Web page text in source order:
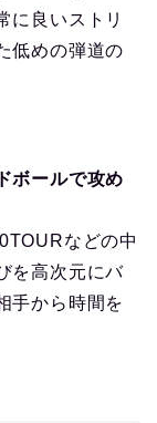
に良いストリ
低めの弾道の
ボールで攻め
などの中
を高次元にバ
手から時間を